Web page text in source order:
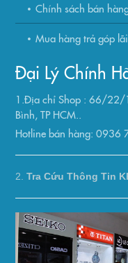
Chính sách bán
Mua hàng trả góp
Đại Lý Chính
1.Địa chỉ Shop : 66/22/
Bình, TP HCM..
Hotline bán hàng: 0936
2.Tra Cứu Thông Tin